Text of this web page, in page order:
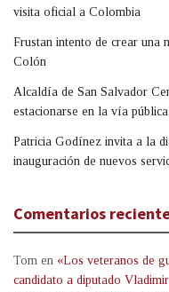
visita oficial a Colombia
Frustan intento de crear una
Colón
Alcaldía de San Salvador
estacionarse en la vía pública
Patricia Godínez invita a la
inauguración de nuevos
Comentarios
Tom en «Los veteranos de
candidato a diputado